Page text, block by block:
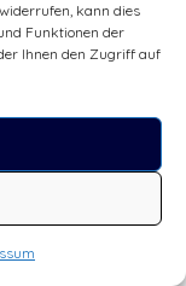
kann dies
Funktionen der
Ihnen den Zugriff auf